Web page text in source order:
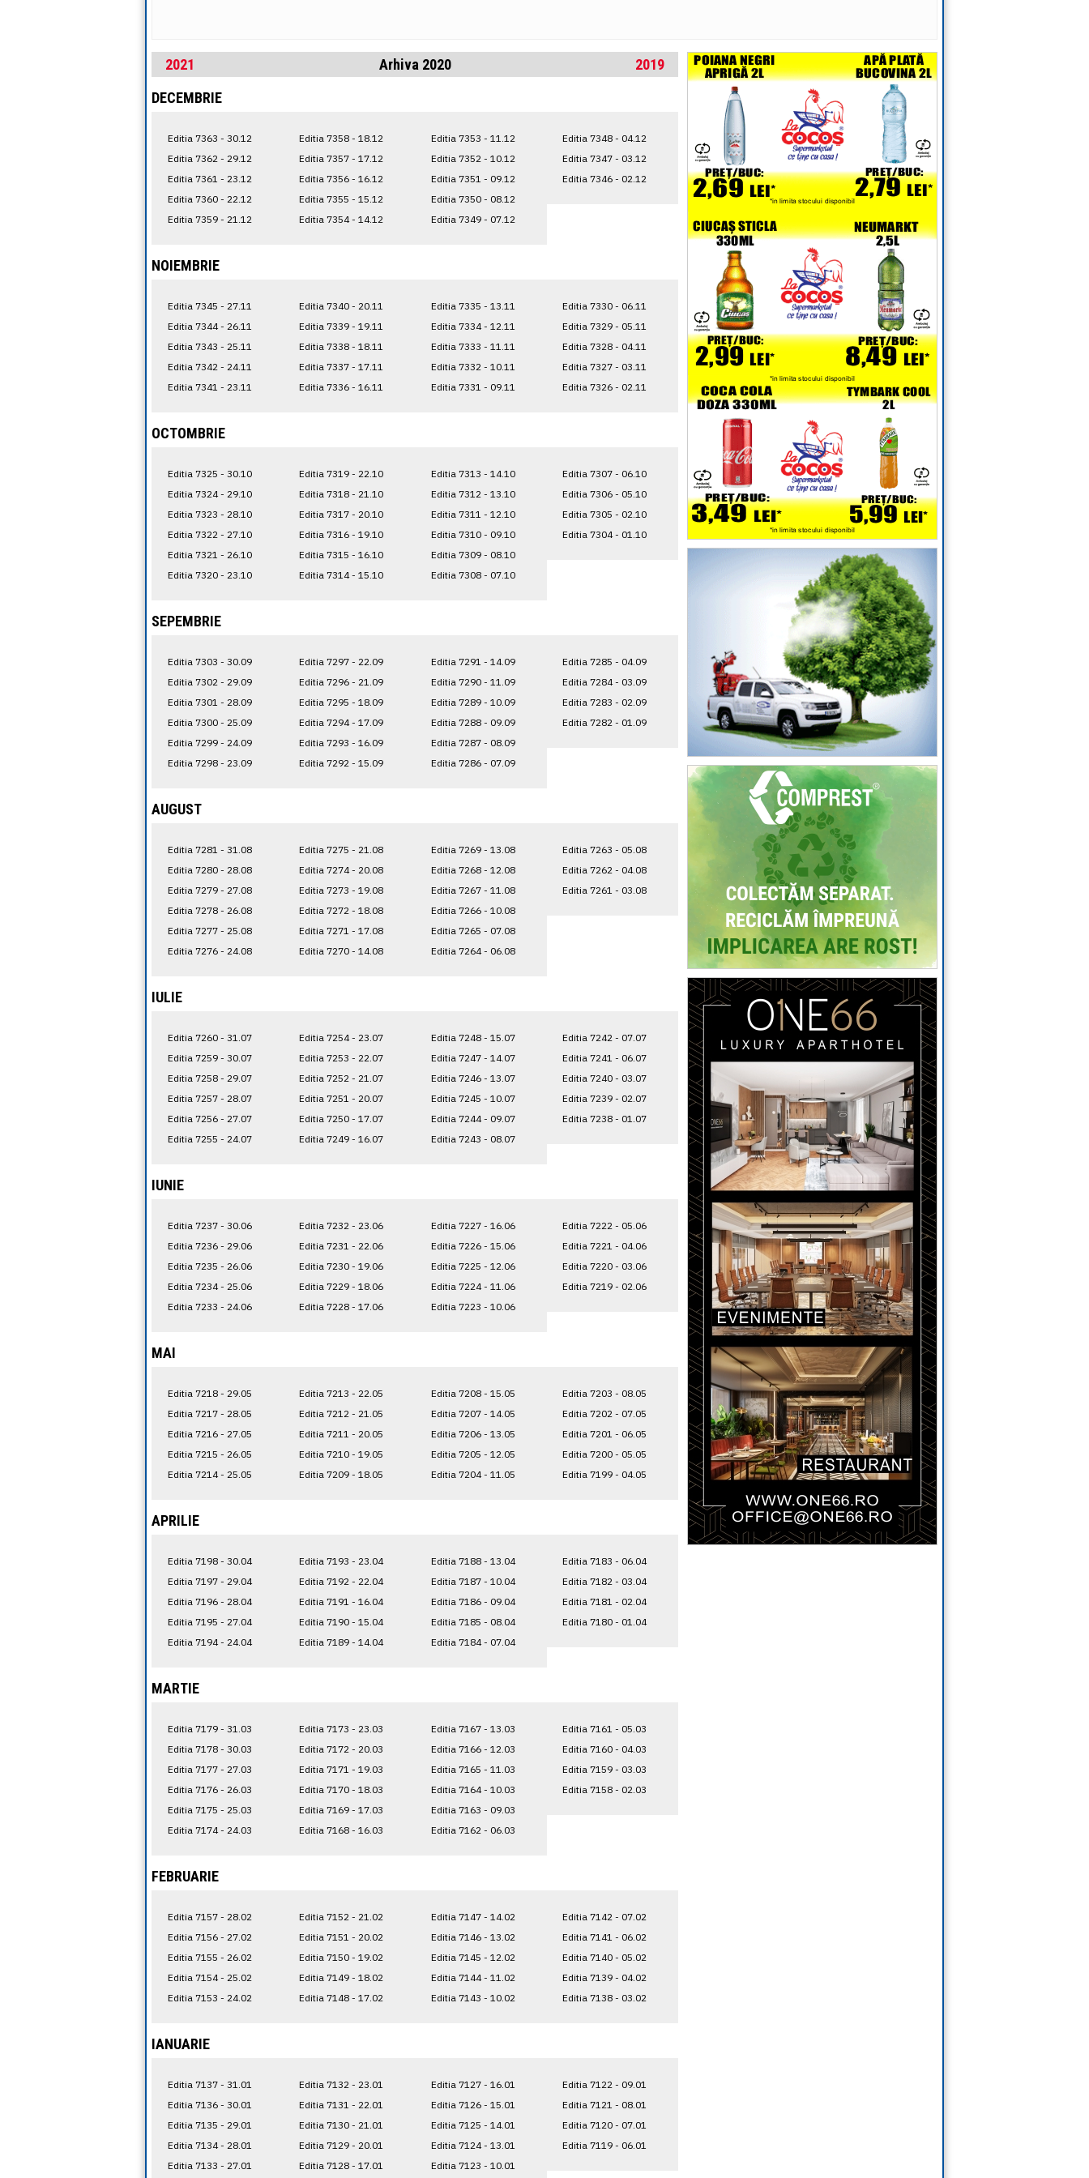
2021 2019
Arhiva 2020
DECEMBRIE
Editia 7363 - 30.12
Editia 7362 - 29.12
Editia 7361 - 23.12
Editia 7360 - 22.12
Editia 7359 - 21.12
Editia 7358 - 18.12
Editia 7357 - 17.12
Editia 7356 - 16.12
Editia 7355 - 15.12
Editia 7354 - 14.12
Editia 7353 - 11.12
Editia 7352 - 10.12
Editia 7351 - 09.12
Editia 7350 - 08.12
Editia 7349 - 07.12
Editia 7348 - 04.12
Editia 7347 - 03.12
Editia 7346 - 02.12
NOIEMBRIE
Editia 7345 - 27.11
Editia 7344 - 26.11
Editia 7343 - 25.11
Editia 7342 - 24.11
Editia 7341 - 23.11
Editia 7340 - 20.11
Editia 7339 - 19.11
Editia 7338 - 18.11
Editia 7337 - 17.11
Editia 7336 - 16.11
Editia 7335 - 13.11
Editia 7334 - 12.11
Editia 7333 - 11.11
Editia 7332 - 10.11
Editia 7331 - 09.11
Editia 7330 - 06.11
Editia 7329 - 05.11
Editia 7328 - 04.11
Editia 7327 - 03.11
Editia 7326 - 02.11
OCTOMBRIE
Editia 7325 - 30.10
Editia 7324 - 29.10
Editia 7323 - 28.10
Editia 7322 - 27.10
Editia 7321 - 26.10
Editia 7320 - 23.10
Editia 7319 - 22.10
Editia 7318 - 21.10
Editia 7317 - 20.10
Editia 7316 - 19.10
Editia 7315 - 16.10
Editia 7314 - 15.10
Editia 7313 - 14.10
Editia 7312 - 13.10
Editia 7311 - 12.10
Editia 7310 - 09.10
Editia 7309 - 08.10
Editia 7308 - 07.10
Editia 7307 - 06.10
Editia 7306 - 05.10
Editia 7305 - 02.10
Editia 7304 - 01.10
SEPEMBRIE
Editia 7303 - 30.09
Editia 7302 - 29.09
Editia 7301 - 28.09
Editia 7300 - 25.09
Editia 7299 - 24.09
Editia 7298 - 23.09
Editia 7297 - 22.09
Editia 7296 - 21.09
Editia 7295 - 18.09
Editia 7294 - 17.09
Editia 7293 - 16.09
Editia 7292 - 15.09
Editia 7291 - 14.09
Editia 7290 - 11.09
Editia 7289 - 10.09
Editia 7288 - 09.09
Editia 7287 - 08.09
Editia 7286 - 07.09
Editia 7285 - 04.09
Editia 7284 - 03.09
Editia 7283 - 02.09
Editia 7282 - 01.09
AUGUST
Editia 7281 - 31.08
Editia 7280 - 28.08
Editia 7279 - 27.08
Editia 7278 - 26.08
Editia 7277 - 25.08
Editia 7276 - 24.08
Editia 7275 - 21.08
Editia 7274 - 20.08
Editia 7273 - 19.08
Editia 7272 - 18.08
Editia 7271 - 17.08
Editia 7270 - 14.08
Editia 7269 - 13.08
Editia 7268 - 12.08
Editia 7267 - 11.08
Editia 7266 - 10.08
Editia 7265 - 07.08
Editia 7264 - 06.08
Editia 7263 - 05.08
Editia 7262 - 04.08
Editia 7261 - 03.08
IULIE
Editia 7260 - 31.07
Editia 7259 - 30.07
Editia 7258 - 29.07
Editia 7257 - 28.07
Editia 7256 - 27.07
Editia 7255 - 24.07
Editia 7254 - 23.07
Editia 7253 - 22.07
Editia 7252 - 21.07
Editia 7251 - 20.07
Editia 7250 - 17.07
Editia 7249 - 16.07
Editia 7248 - 15.07
Editia 7247 - 14.07
Editia 7246 - 13.07
Editia 7245 - 10.07
Editia 7244 - 09.07
Editia 7243 - 08.07
Editia 7242 - 07.07
Editia 7241 - 06.07
Editia 7240 - 03.07
Editia 7239 - 02.07
Editia 7238 - 01.07
IUNIE
Editia 7237 - 30.06
Editia 7236 - 29.06
Editia 7235 - 26.06
Editia 7234 - 25.06
Editia 7233 - 24.06
Editia 7232 - 23.06
Editia 7231 - 22.06
Editia 7230 - 19.06
Editia 7229 - 18.06
Editia 7228 - 17.06
Editia 7227 - 16.06
Editia 7226 - 15.06
Editia 7225 - 12.06
Editia 7224 - 11.06
Editia 7223 - 10.06
Editia 7222 - 05.06
Editia 7221 - 04.06
Editia 7220 - 03.06
Editia 7219 - 02.06
MAI
Editia 7218 - 29.05
Editia 7217 - 28.05
Editia 7216 - 27.05
Editia 7215 - 26.05
Editia 7214 - 25.05
Editia 7213 - 22.05
Editia 7212 - 21.05
Editia 7211 - 20.05
Editia 7210 - 19.05
Editia 7209 - 18.05
Editia 7208 - 15.05
Editia 7207 - 14.05
Editia 7206 - 13.05
Editia 7205 - 12.05
Editia 7204 - 11.05
Editia 7203 - 08.05
Editia 7202 - 07.05
Editia 7201 - 06.05
Editia 7200 - 05.05
Editia 7199 - 04.05
APRILIE
Editia 7198 - 30.04
Editia 7197 - 29.04
Editia 7196 - 28.04
Editia 7195 - 27.04
Editia 7194 - 24.04
Editia 7193 - 23.04
Editia 7192 - 22.04
Editia 7191 - 16.04
Editia 7190 - 15.04
Editia 7189 - 14.04
Editia 7188 - 13.04
Editia 7187 - 10.04
Editia 7186 - 09.04
Editia 7185 - 08.04
Editia 7184 - 07.04
Editia 7183 - 06.04
Editia 7182 - 03.04
Editia 7181 - 02.04
Editia 7180 - 01.04
MARTIE
Editia 7179 - 31.03
Editia 7178 - 30.03
Editia 7177 - 27.03
Editia 7176 - 26.03
Editia 7175 - 25.03
Editia 7174 - 24.03
Editia 7173 - 23.03
Editia 7172 - 20.03
Editia 7171 - 19.03
Editia 7170 - 18.03
Editia 7169 - 17.03
Editia 7168 - 16.03
Editia 7167 - 13.03
Editia 7166 - 12.03
Editia 7165 - 11.03
Editia 7164 - 10.03
Editia 7163 - 09.03
Editia 7162 - 06.03
Editia 7161 - 05.03
Editia 7160 - 04.03
Editia 7159 - 03.03
Editia 7158 - 02.03
FEBRUARIE
Editia 7157 - 28.02
Editia 7156 - 27.02
Editia 7155 - 26.02
Editia 7154 - 25.02
Editia 7153 - 24.02
Editia 7152 - 21.02
Editia 7151 - 20.02
Editia 7150 - 19.02
Editia 7149 - 18.02
Editia 7148 - 17.02
Editia 7147 - 14.02
Editia 7146 - 13.02
Editia 7145 - 12.02
Editia 7144 - 11.02
Editia 7143 - 10.02
Editia 7142 - 07.02
Editia 7141 - 06.02
Editia 7140 - 05.02
Editia 7139 - 04.02
Editia 7138 - 03.02
IANUARIE
Editia 7137 - 31.01
Editia 7136 - 30.01
Editia 7135 - 29.01
Editia 7134 - 28.01
Editia 7133 - 27.01
Editia 7132 - 23.01
Editia 7131 - 22.01
Editia 7130 - 21.01
Editia 7129 - 20.01
Editia 7128 - 17.01
Editia 7127 - 16.01
Editia 7126 - 15.01
Editia 7125 - 14.01
Editia 7124 - 13.01
Editia 7123 - 10.01
Editia 7122 - 09.01
Editia 7121 - 08.01
Editia 7120 - 07.01
Editia 7119 - 06.01